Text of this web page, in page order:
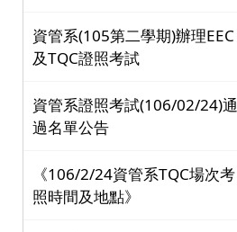
資管系(105第二學期)辦理EEC
及TQC證照考試
資管系證照考試(106/02/24)通
過名單公告
《106/2/24資管系TQC場次考
照時間及地點》